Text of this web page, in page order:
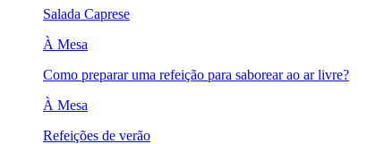
Salada Caprese
À Mesa
Como preparar uma refeição para saborear ao ar livre?
À Mesa
Refeições de verão